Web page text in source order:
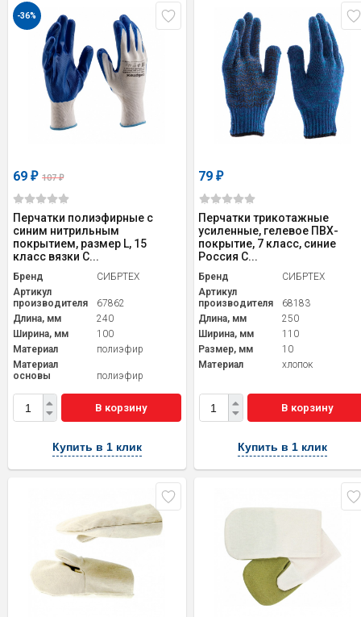
-36%
69 ₽ 107₽
Перчатки полиэфирные с
синим нитрильным
покрытием, размер L, 15
класс вязки С...
Бренд
СИБРТЕХ
Артикул
производителя
67862
Длина, мм
240
Ширина, мм
100
Материал
полиэфир
Материал
основы
полиэфир
В корзину
Купить в 1 клик
79₽
Перчатки трикотажные
усиленные, гелевое ПВХ-
покрытие, 7 класс, синие
Россия С...
Бренд
СИБРТЕХ
Артикул
производителя
68183
Длина, мм
250
Ширина, мм
110
Размер, мм
10
Материал
хлопок
В корзину
Купить в 1 клик